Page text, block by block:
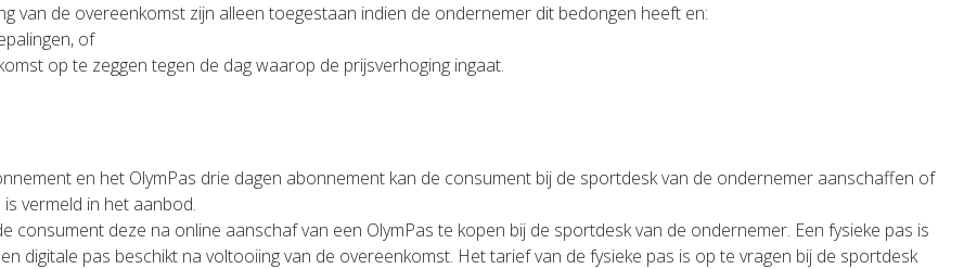
van de overeenkomst zijn alleen toegestaan indien de ondernemer dit bedongen heeft en:
of
op te zeggen tegen de dag waarop de prijsverhoging ingaat.
en het OlymPas drie dagen abonnement kan de consument bij de sportdesk van de ondernemer aanschaffen of
vermeld in het aanbod.
consument deze na online aanschaf van een OlymPas te kopen bij de sportdesk van de ondernemer. Een fysieke pas is
digitale pas beschikt na voltooiing van de overeenkomst. Het tarief van de fysieke pas is op te vragen bij de sportdesk